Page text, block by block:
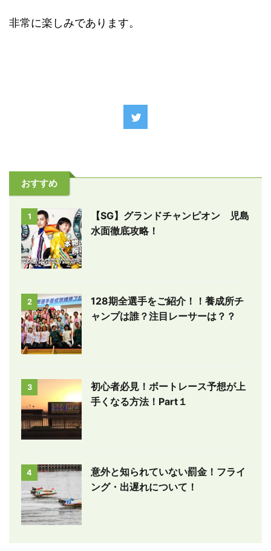
非常に楽しみであります。
おすすめ
1
【SG】グランドチャンピオン 児島
水面徹底攻略！
2
128期全選手をご紹介！！養成所チ
ャンプは誰？注目レーサーは？？
3
初心者必見！ボートレース予想が上
手くなる方法！Part１
4
意外と知られていない罰金！フライ
ング・出遅れについて！